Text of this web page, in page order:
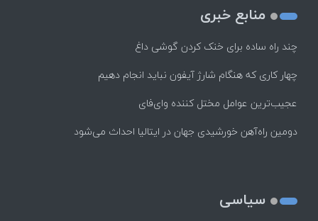
منابع خبری
چند راه‌ ساده برای خنک کردن گوشی داغ
چهار کاری که هنگام شارژ آیفون نباید انجام دهیم
عجیب‌ترین عوامل مختل کننده وای‌فای
دومین راه‌آهن خورشیدی جهان در ایتالیا احداث می‌شود
سیاسی